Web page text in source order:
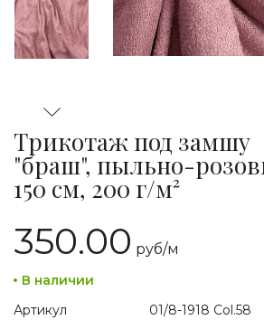
Трикотаж под замшу
"браш", пыльно-
150 см, 200 г/м²
350.00 руб/м
В наличии
Артикул
01/8-1918 Col.58